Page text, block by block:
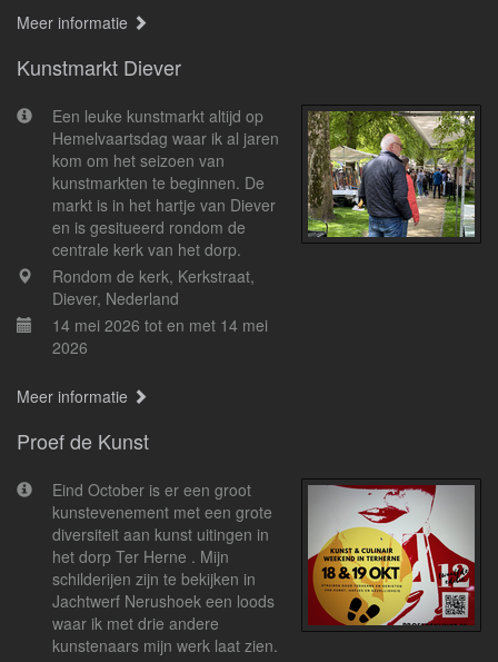
Meer informatie
Kunstmarkt Diever
Een leuke kunstmarkt altijd op
Hemelvaartsdag waar ik al jaren
kom om het seizoen van
kunstmarkten te beginnen. De
markt is in het hartje van Diever
en is gesitueerd rondom de
centrale kerk van het dorp.
Rondom de kerk, Kerkstraat,
Diever, Nederland
14 mei 2026 tot en met 14 mei
2026
Meer informatie
Proef de Kunst
Eind October is er een groot
kunstevenement met een grote
diversiteit aan kunst uitingen in
het dorp Ter Herne . Mijn
schilderijen zijn te bekijken in
Jachtwerf Nerushoek een loods
waar ik met drie andere
kunstenaars mijn werk laat zien.